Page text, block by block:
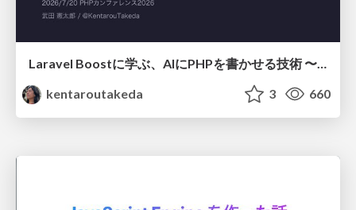
Laravel Boostに学ぶ、AIにPHPを書かせる技術 〜OSSの実装から蒸留するエージェント制御の王道〜
kentaroutakeda
3 660